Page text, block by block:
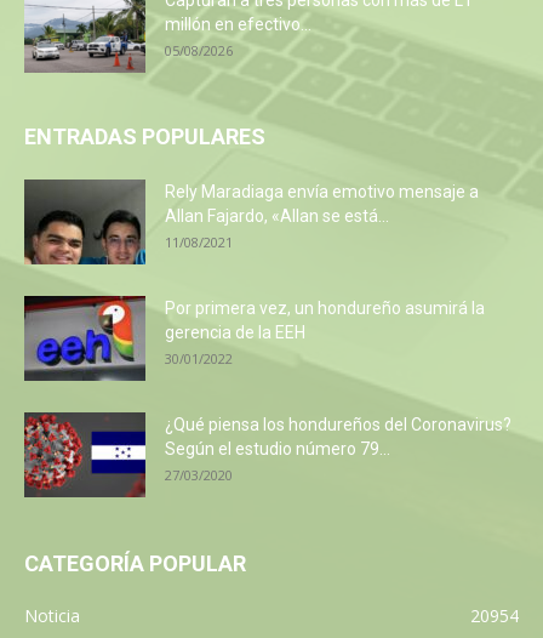
millón en efectivo...
05/08/2026
ENTRADAS POPULARES
Rely Maradiaga envía emotivo mensaje a
Allan Fajardo, «Allan se está...
11/08/2021
Por primera vez, un hondureño asumirá la
gerencia de la EEH
30/01/2022
¿Qué piensa los hondureños del Coronavirus?
Según el estudio número 79...
27/03/2020
CATEGORÍA POPULAR
Noticia
20954